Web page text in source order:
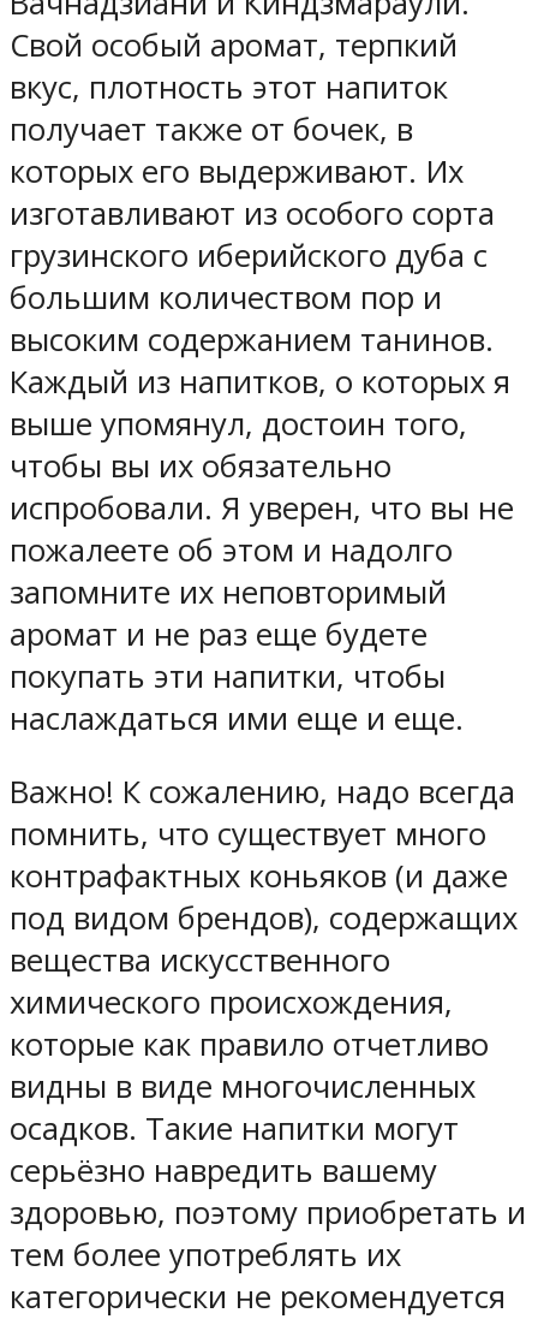
Свой особый аромат, терпкий
вкус, плотность этот напиток
получает также от бочек, в
которых его выдерживают. Их
изготавливают из особого сорта
грузинского иберийского дуба с
большим количеством пор и
высоким содержанием танинов.
Каждый из напитков, о которых я
выше упомянул, достоин того,
чтобы вы их обязательно
испробовали. Я уверен, что вы не
пожалеете об этом и надолго
запомните их неповторимый
аромат и не раз еще будете
покупать эти напитки, чтобы
наслаждаться ими еще и еще.
Важно! К сожалению, надо всегда
помнить, что существует много
контрафактных коньяков (и даже
под видом брендов), содержащих
вещества искусственного
химического происхождения,
которые как правило отчетливо
видны в виде многочисленных
осадков. Такие напитки могут
серьёзно навредить вашему
здоровью, поэтому приобретать и
тем более употреблять их
категорически не рекомендуется